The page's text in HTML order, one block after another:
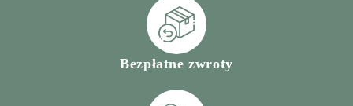
Bezpłatne zwroty